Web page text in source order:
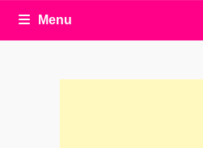
Menu